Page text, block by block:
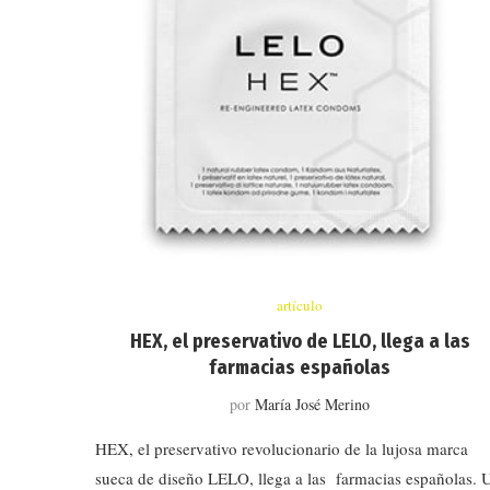
artículo
HEX, el preservativo de LELO, llega a las
farmacias españolas
porMaría José Merino
HEX, el preservativo revolucionario de la lujosa marca
sueca de diseño LELO, llega a las farmacias españolas.